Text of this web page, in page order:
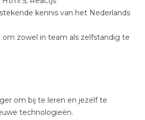
kennis van het Nederlands
om zowel in team als zelfstandig te
om bij te leren en jezelf te
technologieën.